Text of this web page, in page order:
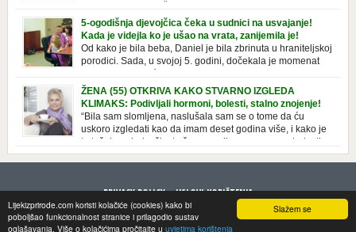
Slažem se
Lijekizprirode.com koristi kolačiće (cookies) kako bi
poboljšao funkcionalnost stranice i prilagodio sustav
oglašavanja. Više o kolačićima pročitajte u uvjetima korištenja
čupamo ga i bacamo kao korov! Tušt je jednogodišnji, ali vrlo uporan
“korov” koji, ka­da nam se jednom nastani u bašti ili dvorištu, teško ga se
5-ogodišnja djevojčica čeka u sudnici na usvajanje!
Kada je videjla ko je ušao na vrata, zanijemila je!
Od kako je bila beba, Daniel je bila zbrinuta u hraniteljskoj
porodici. Sada, u svojoj 5. godini, dočekala je momenat
je bio veoma poseban za djevojčicu i njenu novu porodicu, ali je uskoro
postao još čarobniji, zahvaljujući socijalnom radniku koji poznaje
Daniel. Njenoj novoj porodici je […]
ŽENA (55) OTKRIVA KAKO STVARNO IZGLEDA
KLIMAKS: Podivljali hormoni, bolesti, stalno znojenje!
“Bila sam slomljena, naslušala sam se o tome da ću
uskoro izgledati kao da imam deset godina više, i kako je
to težak period u životu žene, podloga za mnoge bolesti,
gotovo da nema lijeka”, priča Violeta. “Kada sam napunila 48 godina,
PRIVACY POLICY USLOVI KORIŠTENJA
© 2013 LijekizPrirode. All rights reserved